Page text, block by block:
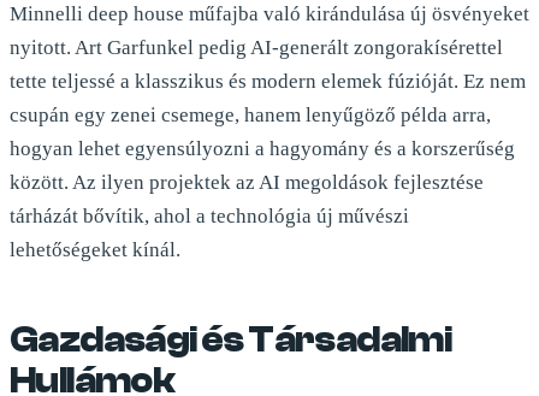
Minnelli deep house műfajba való kirándulása új ösvényeket
nyitott. Art Garfunkel pedig AI-generált zongorakísérettel
tette teljessé a klasszikus és modern elemek fúzióját. Ez nem
csupán egy zenei csemege, hanem lenyűgöző példa arra,
hogyan lehet egyensúlyozni a hagyomány és a korszerűség
között. Az ilyen projektek az AI megoldások fejlesztése
tárházát bővítik, ahol a technológia új művészi
lehetőségeket kínál.
Gazdasági és Társadalmi
Hullámok